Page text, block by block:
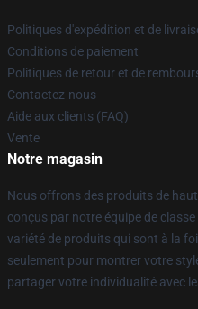
Politiques d'expédition et de
Conditions de paiement
Politiques de retour et de
Contactez-nous
Aide aux clients (FAQ)
Vente
Notre magasin
Nous offrons des produits de
conçus par notre équipe de
variété de produits qui sont à la
seulement pour montrer votre
partager votre individualité avec